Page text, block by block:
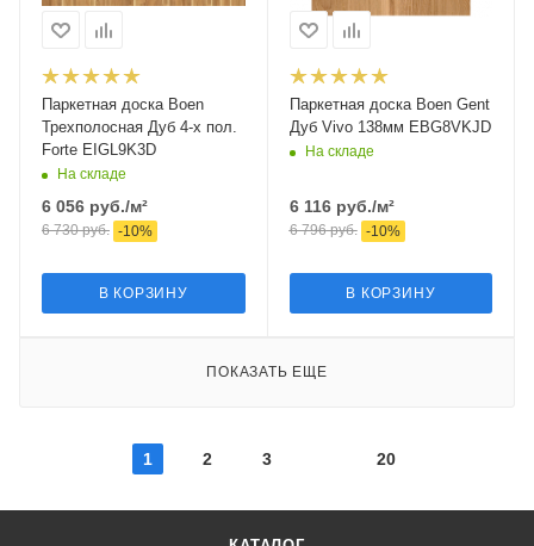
Паркетная доска Boen
Трехполосная Дуб 4-х пол.
Forte EIGL9K3D
На складе
6 056 руб./м²
6 730руб. -10%
В КОРЗИНУ
Паркетная доска Boen Gent
Дуб Vivo 138мм EBG8VKJD
На складе
6 116руб./м²
6 796руб. -10%
В КОРЗИНУ
ПОКАЗАТЬ ЕЩЕ
1 2 3 20